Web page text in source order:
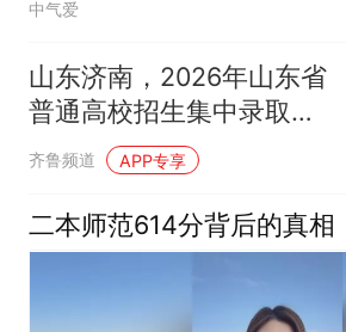
中气爱
山东济南，2026年山东省
普通高校招生集中录取工
作结束，共录取考生
872368人
齐鲁频道 APP专享
二本师范614分背后的真相